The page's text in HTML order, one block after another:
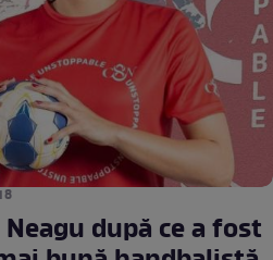
după ce a fost